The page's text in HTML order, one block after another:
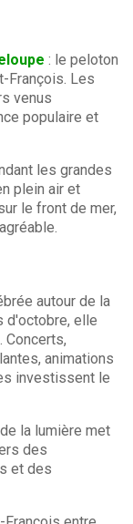
: le peloton
François. Les
venus
populaire et
les grandes
plein air et
le front de mer,
autour de la
d'octobre, elle
Concerts,
animations
investissent le
la lumière met
des
et des